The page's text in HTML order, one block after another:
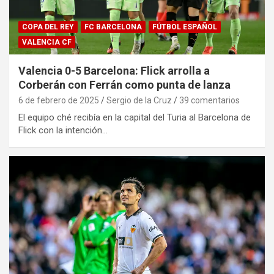
COPA DEL REY FC BARCELONA
FÚTBOL ESPAÑOL
VALENCIA CF
Valencia 0-5 Barcelona: Flick arrolla a
Corberán con Ferrán como punta de lanza
6 de febrero de 2025 Sergio de la Cruz 39 comentarios
El equipo ché recibía en la capital del Turia al Barcelona de
Flick con la intención…